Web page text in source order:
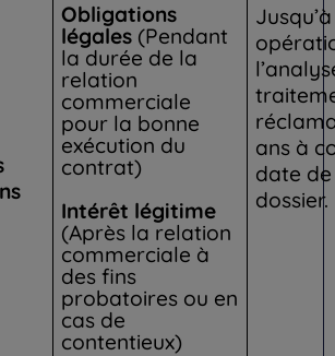
Obligations
légales (Pendant
la durée de la
relation
commerciale
pour la bonne
exécution du
contrat)
Intérêt légitime
(Après la relation
commerciale à
des fins
probatoires ou en
cas de
contentieux)
ans à
date
dossier.